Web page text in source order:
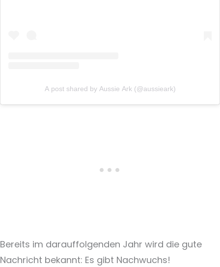
A post shared by Aussie Ark (@aussieark)
Bereits im darauffolgenden Jahr wird die gute
Nachricht bekannt: Es gibt Nachwuchs!